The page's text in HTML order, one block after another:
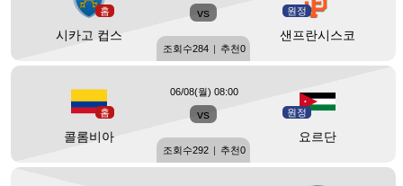
홈
시카고 컵스
vs 원정
샌프란시스코
조회수284 | 추천0
홈
콜롬비아
vs 원정
요르단
06/08(월) 08:00
조회수292 | 추천0